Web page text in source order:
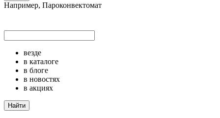
Например, Пароконвектомат
везде
в каталоге
в блоге
в новостях
в акциях
Найти